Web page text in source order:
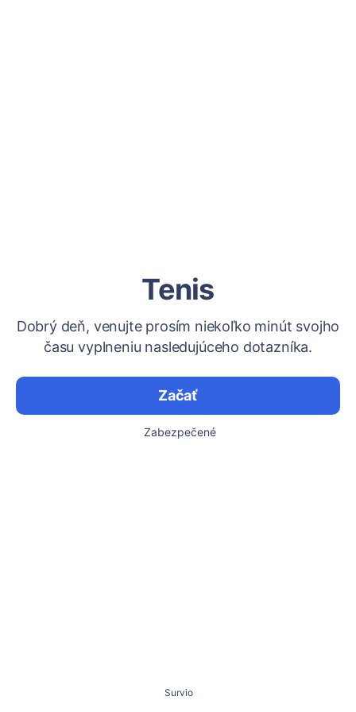
Tenis
Dobrý deň, venujte prosím niekoľko minút svojho
času vyplneniu nasledujúceho dotazníka.
Začať
Zabezpečené
Survio